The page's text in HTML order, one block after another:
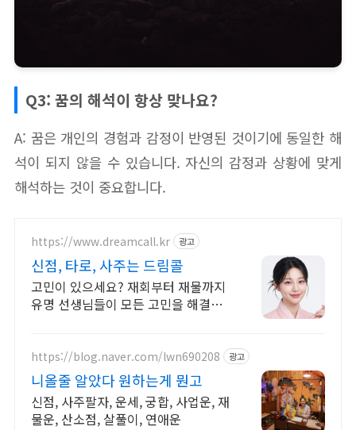
Q3: 꿈의 해석이 항상 맞나요?
A: 꿈은 개인의 경험과 감정이 반영된 것이기에 동일한 해
석이 되지 않을 수 있습니다. 자신의 감정과 상황에 맞게
해석하는 것이 중요합니다.
https://www.dreamcall.kr 광고
신점, 타로, 사주는 드림콜
고민이 있으세요? 재회부터 재물까지
유명 선생님들이 모든 고민을 해결해
https://blog.naver.com/lwn690208 광고
니올줄 알았다 원하는게 뭔고
신점, 사주팔자, 운세, 궁합, 사업운, 재
물운, 산소점, 살풀이, 연애운